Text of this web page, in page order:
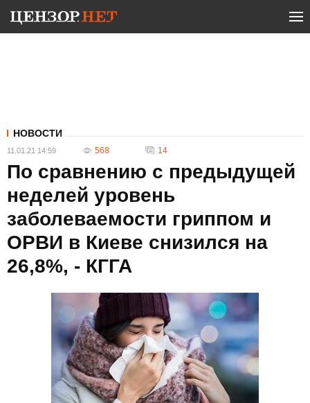
НОВОСТИ
11.01.21 14:59 568 14
По сравнению с предыдущей
неделей уровень
заболеваемости гриппом и
ОРВИ в Киеве снизился на
26,8%, - КГГА